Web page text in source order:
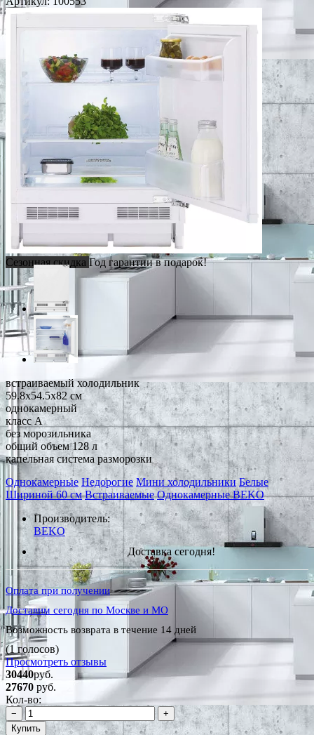
Сезонная скидка Год гарантии в подарок!
встраиваемый холодильник
59.8x54.5x82 см
однокамерный
класс A
без морозильника
общий объем 128 л
капельная система разморозки
Однокамерные Недорогие Мини холодильники Белые
Шириной 60 см Встраиваемые Однокамерные BEKO
Производитель:
BEKO
Доставка сегодня!
Оплата при получении
Доставим сегодня по Москве и МО
Возможность возврата в течение 14 дней
(1 голосов)
Просмотреть отзывы
30440руб.
27670 руб.
Кол-во:
−
+
Купить